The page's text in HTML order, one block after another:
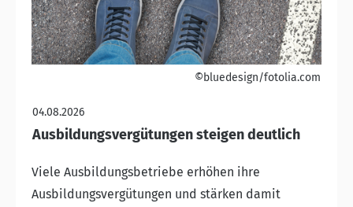
©bluedesign/fotolia.com
04.08.2026
Ausbildungsvergütungen steigen deutlich
Viele Ausbildungsbetriebe erhöhen ihre
Ausbildungsvergütungen und stärken damit